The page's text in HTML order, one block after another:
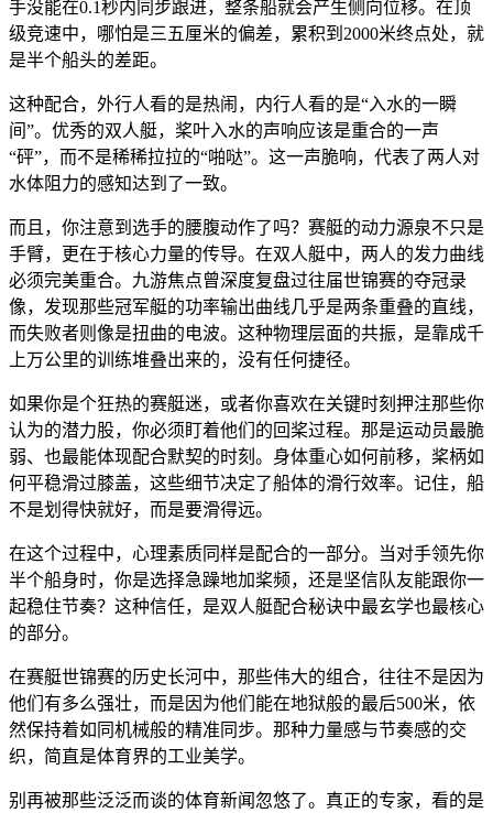
手没能在0.1秒内同步跟进，整条船就会产生侧向位移。在顶
级竞速中，哪怕是三五厘米的偏差，累积到2000米终点处，就
是半个船头的差距。
这种配合，外行人看的是热闹，内行人看的是“入水的一瞬
间”。优秀的双人艇，桨叶入水的声响应该是重合的一声
“砰”，而不是稀稀拉拉的“啪哒”。这一声脆响，代表了两人对
水体阻力的感知达到了一致。
而且，你注意到选手的腰腹动作了吗？赛艇的动力源泉不只是
手臂，更在于核心力量的传导。在双人艇中，两人的发力曲线
必须完美重合。九游焦点曾深度复盘过往届世锦赛的夺冠录
像，发现那些冠军艇的功率输出曲线几乎是两条重叠的直线，
而失败者则像是扭曲的电波。这种物理层面的共振，是靠成千
上万公里的训练堆叠出来的，没有任何捷径。
如果你是个狂热的赛艇迷，或者你喜欢在关键时刻押注那些你
认为的潜力股，你必须盯着他们的回桨过程。那是运动员最脆
弱、也最能体现配合默契的时刻。身体重心如何前移，桨柄如
何平稳滑过膝盖，这些细节决定了船体的滑行效率。记住，船
不是划得快就好，而是要滑得远。
在这个过程中，心理素质同样是配合的一部分。当对手领先你
半个船身时，你是选择急躁地加桨频，还是坚信队友能跟你一
起稳住节奏？这种信任，是双人艇配合秘诀中最玄学也最核心
的部分。
在赛艇世锦赛的历史长河中，那些伟大的组合，往往不是因为
他们有多么强壮，而是因为他们能在地狱般的最后500米，依
然保持着如同机械般的精准同步。那种力量感与节奏感的交
织，简直是体育界的工业美学。
别再被那些泛泛而谈的体育新闻忽悠了。真正的专家，看的是